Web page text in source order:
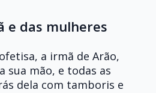
e das mulheres
a irmã de Arão,
mão, e todas as
dela com tamboris e